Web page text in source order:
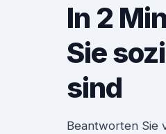
In 2
Sie
sind
Beantworten Sie